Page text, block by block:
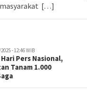
masyarakat […]
- 12:46 WIB
Pers Nasional,
Tanam 1.000